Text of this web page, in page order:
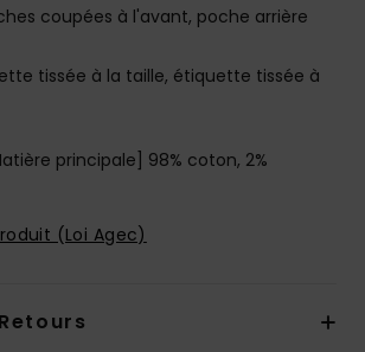
coupées à l'avant, poche arrière
tissée à la taille, étiquette tissée à
principale] 98% coton, 2%
(Loi Agec)